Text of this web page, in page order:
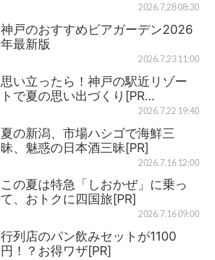
2026.7.28 08:30
神戸のおすすめビアガーデン2026
年最新版
2026.7.23 11:00
思い立ったら！神戸の駅近リゾー
トで夏の思い出づくり[PR…
2026.7.22 19:40
夏の新潟、市場ハシゴで海鮮三
昧、魅惑の日本酒三昧[PR]
2026.7.16 12:00
この夏は特急「しおかぜ」に乗っ
て、おトクに四国旅[PR]
2026.7.16 09:00
行列店のパン飲みセットが1100
円！？お得ワザ[PR]